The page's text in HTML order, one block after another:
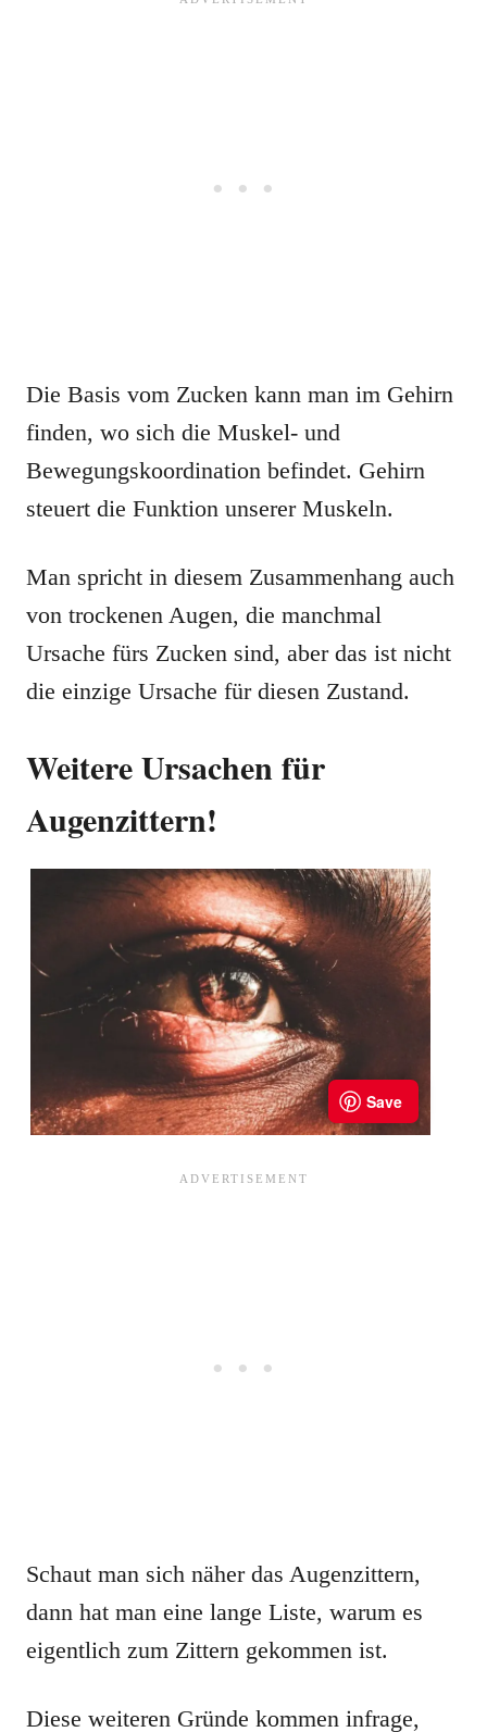
Die Basis vom Zucken kann man im Gehirn
finden, wo sich die Muskel- und
Bewegungskoordination befindet. Gehirn
steuert die Funktion unserer Muskeln.
Man spricht in diesem Zusammenhang auch
von trockenen Augen, die manchmal
Ursache fürs Zucken sind, aber das ist nicht
die einzige Ursache für diesen Zustand.
Weitere Ursachen für
Augenzittern!
Schaut man sich näher das Augenzittern,
dann hat man eine lange Liste, warum es
eigentlich zum Zittern gekommen ist.
Diese weiteren Gründe kommen infrage,